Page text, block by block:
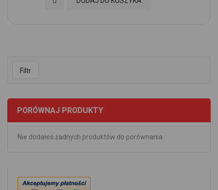
Filtr
PORÓWNAJ PRODUKTY
Nie dodałeś żadnych produktów do porównania.